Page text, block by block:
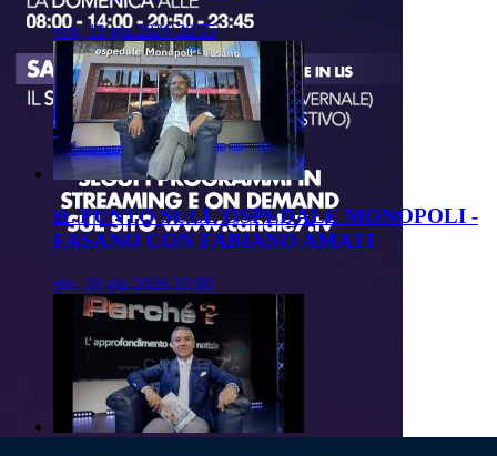
ven, 19 giu 2026 20:55
IL PUNTO SULL'OSPEDALE MONOPOLI -
FASANO CON FABIANO AMATI
gio, 18 giu 2026 21:00